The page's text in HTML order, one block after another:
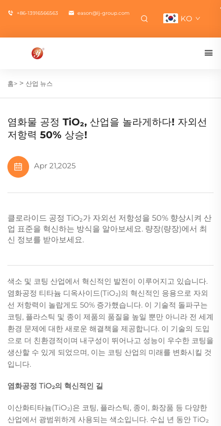
+86-13916566563 eason@lj-group.com
KO
홈> > 산업 뉴스
염화물 공정 TiO₂, 산업을 놀라게하다! 자외선
저항력 50% 상승!
Apr 21,2025
클로라이드 공정 TiO₂가 자외선 저항성을 50% 향상시켜 산
업 표준을 혁신하는 방식을 알아보세요. 량장(량장)에서 최
신 정보를 받아보세요.
색소 및 코팅 산업에서 혁신적인 발전이 이루어지고 있습니다.
염화공정 티타늄 디옥사이드(TiO₂)의 혁신적인 응용으로 자외
선 저항력이 놀랍게도 50% 증가했습니다. 이 기술적 돌파구는
코팅, 플라스틱 및 종이 제품의 품질을 높일 뿐만 아니라 전 세계
환경 문제에 대한 새로운 해결책을 제공합니다. 이 기술의 도입
으로 더 친환경적이며 내구성이 뛰어나고 성능이 우수한 코팅을
생산할 수 있게 되었으며, 이는 코팅 산업의 미래를 변화시킬 것
입니다.
염화공정 TiO₂의 혁신적인 길
이산화티타늄(TiO₂)은 코팅, 플라스틱, 종이, 화장품 등 다양한
산업에서 광범위하게 사용되는 색소입니다. 수십 년 동안 TiO₂